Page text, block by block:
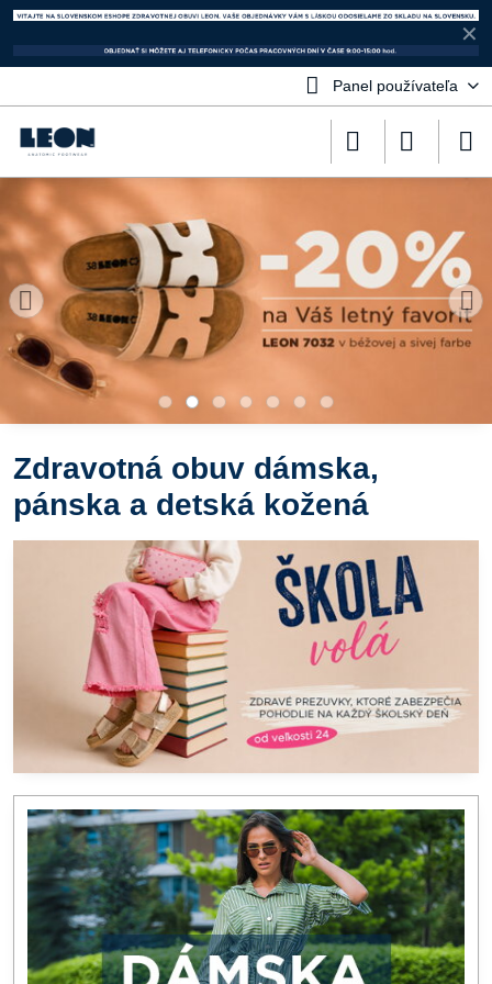
✕
Panel používateľa
Zdravotná obuv dámska,
pánska a detská kožená